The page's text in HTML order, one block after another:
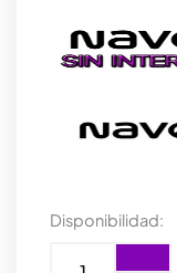
Disponibilidad:
GABINETE
MASTER